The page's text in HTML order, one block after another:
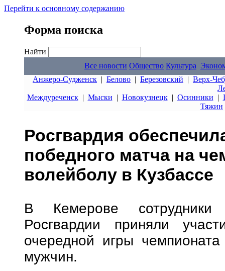
Перейти к основному содержанию
Форма поиска
Найти
Все новости Общество Культура
Анжеро-Судженск | Белово | Березовский | Верх-
Междуреченск| Мыски | Новокузнецк| Осинники |
Тяжин
Росгвардия
победного матча на
волейболу в Кузбассе
В Кемерове сотрудники
Росгвардии приняли
очередной игры
мужчин.